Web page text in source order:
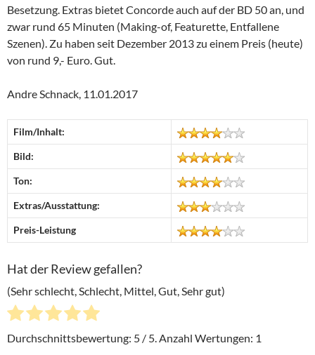
Besetzung. Extras bietet Concorde auch auf der BD 50 an, und
zwar rund 65 Minuten (Making-of, Featurette, Entfallene
Szenen). Zu haben seit Dezember 2013 zu einem Preis (heute)
von rund 9,- Euro. Gut.
Andre Schnack, 11.01.2017
Film/Inhalt:
Bild:
Ton:
Extras/Ausstattung:
Preis-Leistung
Hat der Review gefallen?
(Sehr schlecht, Schlecht, Mittel, Gut, Sehr gut)
Durchschnittsbewertung: 5 / 5. Anzahl Wertungen: 1